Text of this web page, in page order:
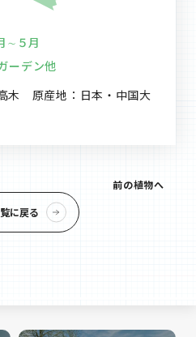
∼５月
ーデン他
木 原産地：日本・中国大
に戻る
前の植物へ